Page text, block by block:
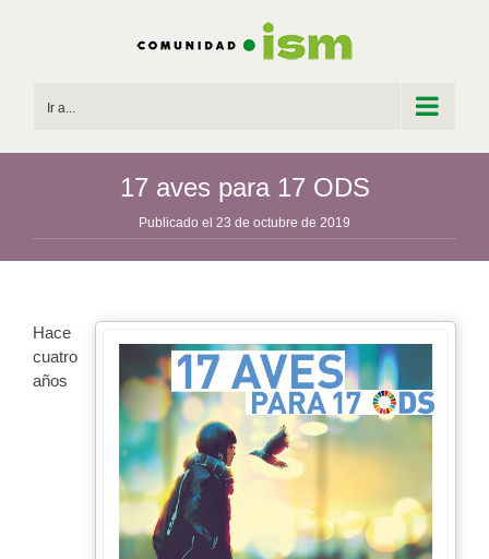
Ir a...
17 aves para 17 ODS
Publicado el 23 de octubre de 2019
Hace
cuatro
años